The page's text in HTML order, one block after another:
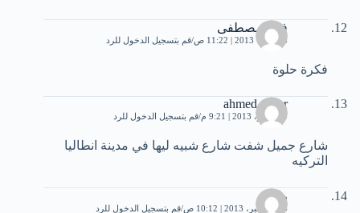
فرح مصطفى
4 أكتوبر، 2013 | 11:22 ص قم بتسجيل الدخول للرد
فكرة حلوة
ahmed ashur
9 نوفمبر، 2013 | 9:21 م قم بتسجيل الدخول للرد
شارع جميل شفت شارع شبيه ليها في مدينة انطاليا
التركيه
راويه
24 ديسمبر، 2013 | 10:12 ص قم بتسجيل الدخول للرد